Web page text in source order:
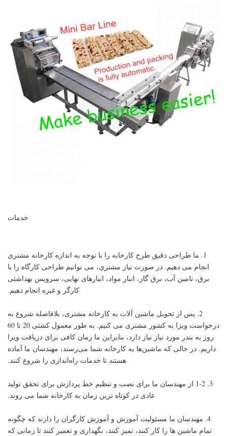
خدمات
1. ما طراحی دقیق طرح کارخانه را با توجه به اندازه کارخانه مشتری
انجام می دهیم. در صورت نیاز مشتری، می توانیم طراحی کارگاه را با
برق، تامین آب، برق گاز، انبار مواد، انبارهای نهایی، سرویس بهداشتی
کارگر و غیره انجام دهیم.
2. پس از تحویل ماشین آلات به کارخانه مشتری، بلافاصله شروع به
درخواست ویزا به کشور مشتری می کنیم. به طور معمول کشتی 20 تا 60
روز به بندر مورد نیاز نیاز دارد، بنابراین ما زمان کافی برای دریافت ویزا
داریم. در حالی که ماشین‌ها به کارخانه شما می‌رسند، مهندسان ما آماده
هستند تا خدمات راه‌اندازی را شروع کنند.
3. 1-2 از مهندسان ما برای نصب و تنظیم خط پردازش برای تحقق تولید
عادی در کوتاه ترین زمان به کارخانه شما می روند.
4. مهندسان ما مسئولیت آموزش و آموزش کارگران را دارند که چگونه
تمام ماشین ها را کار کنند، تمیز کنند، نگهداری و تعمیر کنند تا زمانی که